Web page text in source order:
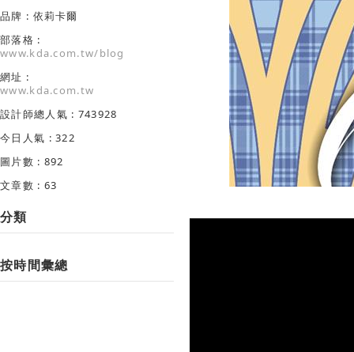
品牌 : 依莉卡爾
部落格 :
www.kda.com.tw/blog
網址 :
www.kda.com.tw
設計師總人氣 : 743928
今日人氣 : 322
圖片數 : 892
文章數 : 63
分類
按時間彙總